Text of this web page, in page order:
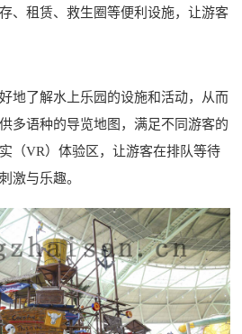
、租赁、救生圈等便利设施，让游客
地了解水上乐园的设施和活动，从而
多语种的导览地图，满足不同游客的
（VR）体验区，让游客在排队等待
激与乐趣。